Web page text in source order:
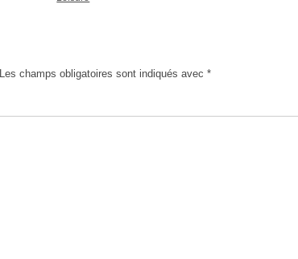
Les champs obligatoires sont indiqués avec*